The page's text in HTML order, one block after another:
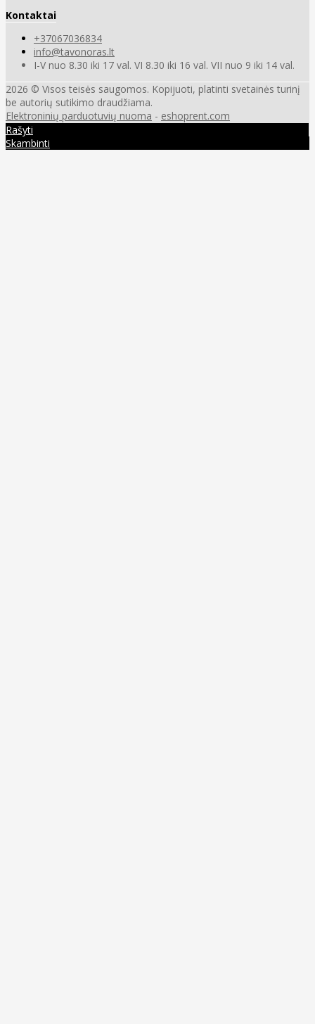
Kontaktai
+37067036834
info@tavonoras.lt
I-V nuo 8.30 iki 17 val. VI 8.30 iki 16 val. VII nuo 9 iki 14 val.
2026 © Visos teisės saugomos. Kopijuoti, platinti svetainės turinį
be autorių sutikimo draudžiama.
Elektroninių parduotuvių nuoma - eshoprent.com
Rašyti
Skambinti